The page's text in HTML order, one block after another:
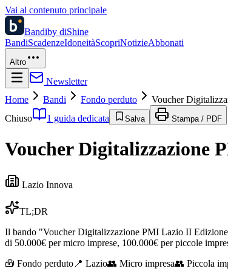
Vai al contenuto principale
Bandiby diShine
BandiScadenzeIdoneitàScopriNotizieAbbonati
Altro
Newsletter
Home
Bandi Fondo perduto
Voucher
Chiuso
1 guida dedicata Salva Stampa / PDF
Voucher Digitalizzazione
Lazio Innova
TL;DR
Il bando "Voucher Digitalizzazione PMI Lazio II
di 50.000€ per micro imprese, 100.000€ per piccole
🧰 Fondo perduto 📍 Lazio👥 Micro impresa👥 Piccola